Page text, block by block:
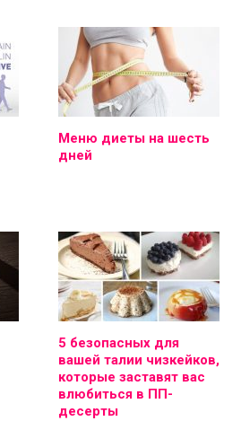
Меню диеты на шесть
дней
5 безопасных для
вашей талии чизкейков,
которые заставят вас
влюбиться в ПП-
десерты